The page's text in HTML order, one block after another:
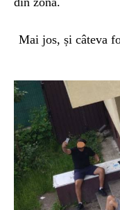
Mai jos, și câteva